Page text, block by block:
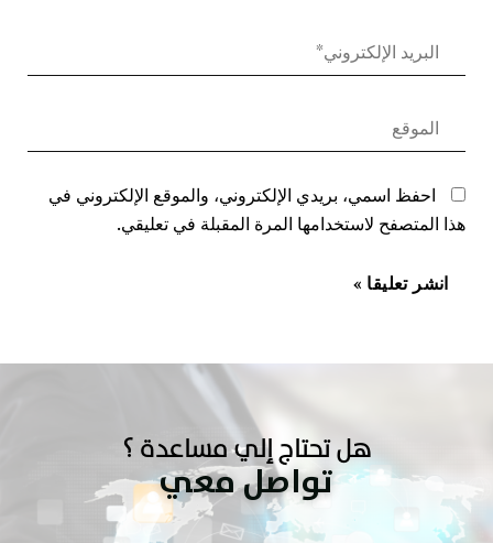
احفظ اسمي، بريدي الإلكتروني، والموقع الإلكتروني في
هذا المتصفح لاستخدامها المرة المقبلة في تعليقي.
هل تحتاج إلي مساعدة ؟
تواصل معي